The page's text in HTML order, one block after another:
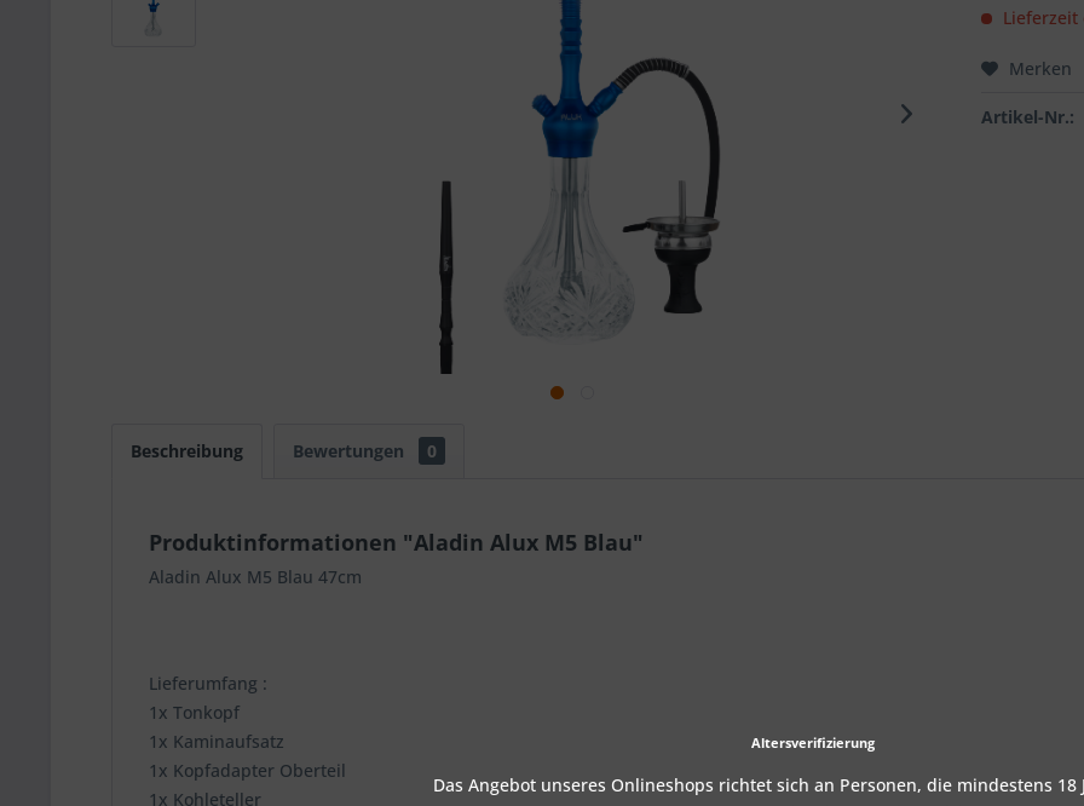
Lieferzeit
Merken
Artikel-Nr.:
Beschreibung Bewertungen 0
Produktinformationen "Aladin Alux M5 Blau"
Aladin Alux M5 Blau 47cm
Lieferumfang :
1x Tonkopf
1x Kaminaufsatz
1x Kopfadapter Oberteil
1x Kohleteller
Altersverifizierung
Das Angebot unseres Onlineshops richtet sich an Personen, die mindestens 18